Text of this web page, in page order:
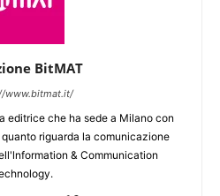
BitMAT
www.bitmat.it/
editrice che ha sede a Milano con
riguarda la comunicazione
& Communication